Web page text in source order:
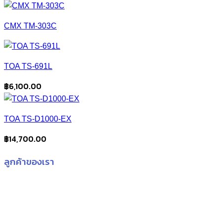
CMX TM-303C
TOA TS-691L
฿6,100.00
TOA TS-D1000-EX
฿14,700.00
ลูกค้าของเรา